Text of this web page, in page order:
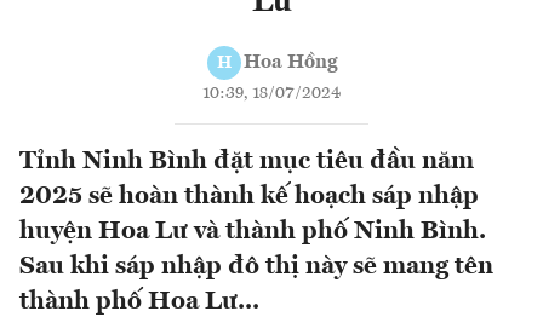
H Hoa Hồng
10:39, 18/07/2024
Tỉnh Ninh Bình đặt mục tiêu đầu năm
2025 sẽ hoàn thành kế hoạch sáp nhập
huyện Hoa Lư và thành phố Ninh Bình.
Sau khi sáp nhập đô thị này sẽ mang tên
thành phố Hoa Lư...